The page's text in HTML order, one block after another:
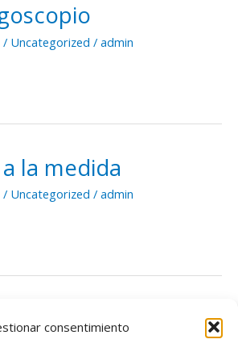
consentimiento
/ Uncategorized / admin
la medida
/ Uncategorized / admin
Quirúrgicas